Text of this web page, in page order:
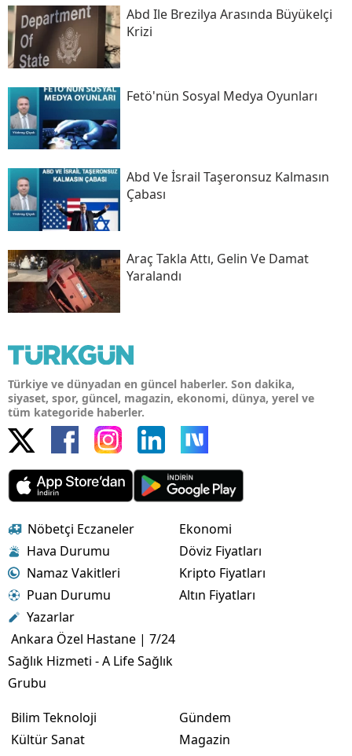
Abd Ile Brezilya Arasında Büyükelçi
Krizi
Fetö'nün Sosyal Medya Oyunları
Abd Ve İsrail Taşeronsuz Kalmasın
Çabası
Araç Takla Attı, Gelin Ve Damat
Yaralandı
Türkiye ve dünyadan en güncel haberler. Son dakika,
siyaset, spor, güncel, magazin, ekonomi, dünya, yerel ve
tüm kategoride haberler.
Nöbetçi Eczaneler
Hava Durumu
Namaz Vakitleri
Puan Durumu
Yazarlar
Ankara Özel Hastane | 7/24
Sağlık Hizmeti - A Life Sağlık
Grubu
Ekonomi
Döviz Fiyatları
Kripto Fiyatları
Altın Fiyatları
Bilim Teknoloji
Kültür Sanat
Gündem
Magazin